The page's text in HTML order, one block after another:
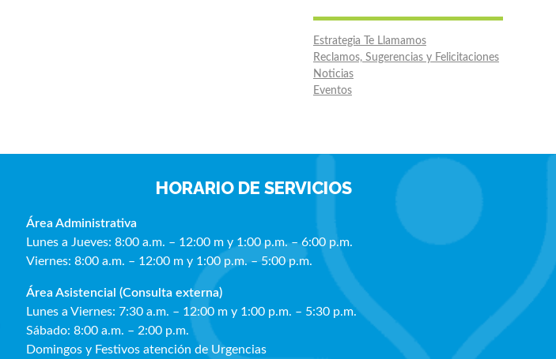
Estrategia Te Llamamos
Reclamos, Sugerencias y Felicitaciones
Noticias
Eventos
HORARIO DE SERVICIOS
Área Administrativa
Lunes a Jueves: 8:00 a.m. – 12:00 m y 1:00 p.m. – 6:00 p.m.
Viernes: 8:00 a.m. – 12:00 m y 1:00 p.m. – 5:00 p.m.
Área Asistencial (Consulta externa)
Lunes a Viernes: 7:30 a.m. – 12:00 m y 1:00 p.m. – 5:30 p.m.
Sábado: 8:00 a.m. – 2:00 p.m.
Domingos y Festivos atención de Urgencias